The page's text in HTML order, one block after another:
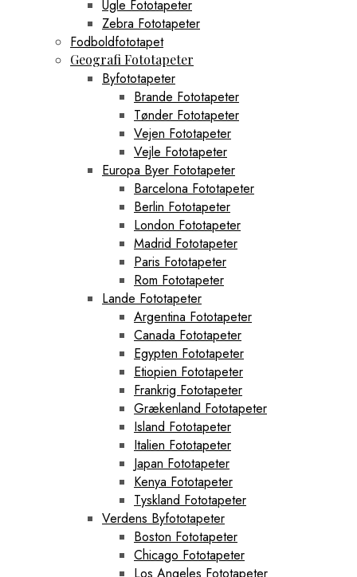
Ugle Fototapeter
Zebra Fototapeter
Fodboldfototapet
Geografi Fototapeter
Byfototapeter
Brande Fototapeter
Tønder Fototapeter
Vejen Fototapeter
Vejle Fototapeter
Europa Byer Fototapeter
Barcelona Fototapeter
Berlin Fototapeter
London Fototapeter
Madrid Fototapeter
Paris Fototapeter
Rom Fototapeter
Lande Fototapeter
Argentina Fototapeter
Canada Fototapeter
Egypten Fototapeter
Etiopien Fototapeter
Frankrig Fototapeter
Grækenland Fototapeter
Island Fototapeter
Italien Fototapeter
Japan Fototapeter
Kenya Fototapeter
Tyskland Fototapeter
Verdens Byfototapeter
Boston Fototapeter
Chicago Fototapeter
Los Angeles Fototapeter